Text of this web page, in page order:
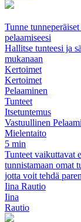
Tunne
pelaamiseesi
Hallitse tunteesi ja
mukanaan
Kertoimet
Kertoimet
Pelaaminen
Tunteet
Itsetuntemus
Vastuullinen
Mielentaito
5 min
Tunteet vaikuttavat
tunnistamaan omat
jotta voit tehdä
Iina Rautio
Iina
Rautio